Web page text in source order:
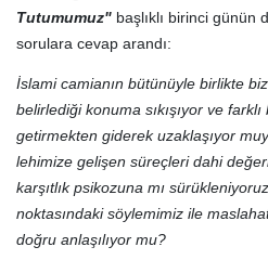
Tutumumuz" başlıklı birinci günün
sorulara cevap arandı:
İslami camianın bütünüyle birlikte
belirlediği konuma sıkışıyor ve
getirmekten giderek uzaklaşıyor
lehimize gelişen süreçleri dahi
karşıtlık psikozuna mı
noktasındaki söylemimiz ile
doğru anlaşılıyor mu?